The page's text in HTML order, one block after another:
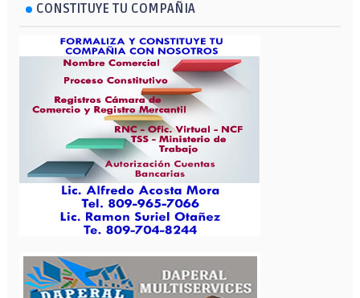
CONSTITUYE TU COMPAÑIA